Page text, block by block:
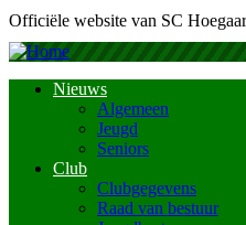
Officiële website van SC
navigation
Nieuws
Algemeen
Jeugd
Seniors
Club
Clubgegevens
Raad van bestuur